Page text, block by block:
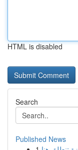
HTML is disabled
Search
Published News